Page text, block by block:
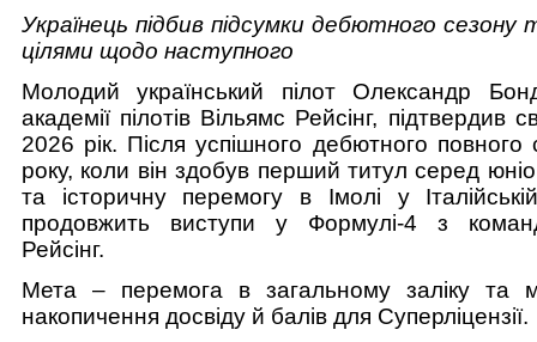
Українець підбив підсумки дебютного сезону
цілями щодо наступного
Молодий український пілот Олександр
академії пілотів Вільямс Рейсінг, підтвердив
2026 рік. Після успішного дебютного повного
року, коли він здобув перший титул серед
та історичну перемогу в Імолі у
продовжить виступи у Формулі-4 з
Рейсінг.
Мета – перемога в загальному заліку та
накопичення досвіду й балів для Суперліцензії.